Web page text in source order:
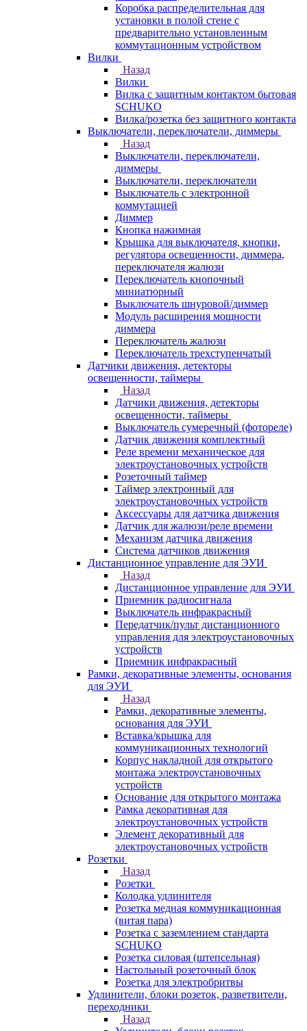
Коробка распределительная для
установки в полой стене с
предварительно установленным
коммутационным устройством
Вилки
Назад
Вилки
Вилка с защитным контактом бытовая
SCHUKO
Вилка/розетка без защитного контакта
Выключатели, переключатели, диммеры
Назад
Выключатели, переключатели,
диммеры
Выключатели, переключатели
Выключатель с электронной
коммутацией
Диммер
Кнопка нажимная
Крышка для выключателя, кнопки,
регулятора освещенности, диммера,
переключателя жалюзи
Переключатель кнопочный
миниатюрный
Выключатель шнуровой/диммер
Модуль расширения мощности
диммера
Переключатель жалюзи
Переключатель трехступенчатый
Датчики движения, детекторы
освещенности, таймеры
Назад
Датчики движения, детекторы
освещенности, таймеры
Выключатель сумеречный (фотореле)
Датчик движения комплектный
Реле времени механическое для
электроустановочных устройств
Розеточный таймер
Таймер электронный для
электроустановочных устройств
Аксессуары для датчика движения
Датчик для жалюзи/реле времени
Механизм датчика движения
Система датчиков движения
Дистанционное управление для ЭУИ
Назад
Дистанционное управление для ЭУИ
Приемник радиосигнала
Выключатель инфракрасный
Передатчик/пульт дистанционного
управления для электроустановочных
устройств
Приемник инфракрасный
Рамки, декоративные элементы, основания
для ЭУИ
Назад
Рамки, декоративные элементы,
основания для ЭУИ
Вставка/крышка для
коммуникационных технологий
Корпус накладной для открытого
монтажа электроустановочных
устройств
Основание для открытого монтажа
Рамка декоративная для
электроустановочных устройств
Элемент декоративный для
электроустановочных устройств
Розетки
Назад
Розетки
Колодка удлинителя
Розетка медная коммуникационная
(витая пара)
Розетка с заземлением стандарта
SCHUKO
Розетка силовая (штепсельная)
Настольный розеточный блок
Розетка для электробритвы
Удлинители, блоки розеток, разветвители,
переходники
Назад